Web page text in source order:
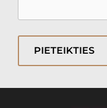
PIETEIKTIES